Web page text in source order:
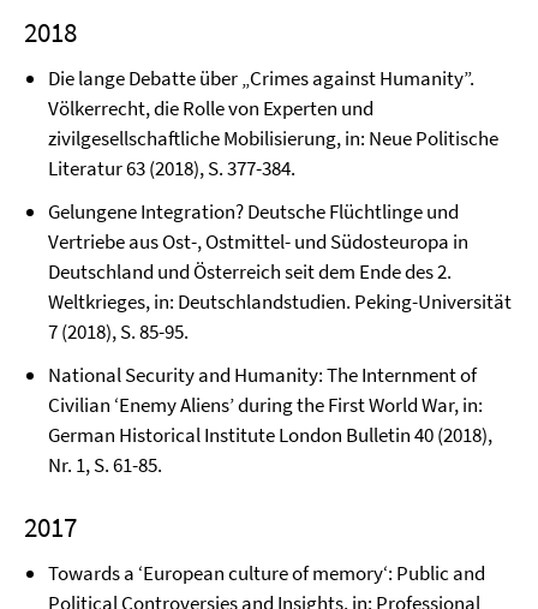
2018
Die lange Debatte über „Crimes against Humanity”.
Völkerrecht, die Rolle von Experten und
zivilgesellschaftliche Mobilisierung, in: Neue Politische
Literatur 63 (2018), S. 377-384.
Gelungene Integration? Deutsche Flüchtlinge und
Vertriebe aus Ost-, Ostmittel- und Südosteuropa in
Deutschland und Österreich seit dem Ende des 2.
Weltkrieges, in: Deutschlandstudien. Peking-Universität
7 (2018), S. 85-95.
National Security and Humanity: The Internment of
Civilian ‘Enemy Aliens’ during the First World War, in:
German Historical Institute London Bulletin 40 (2018),
Nr. 1, S. 61-85.
2017
Towards a ‘European culture of memory‘: Public and
Political Controversies and Insights, in: Professional